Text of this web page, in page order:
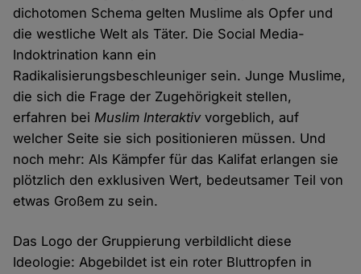
dichotomen Schema gelten Muslime als Opfer und
die westliche Welt als Täter. Die Social Media-
Indoktrination kann ein
Radikalisierungsbeschleuniger sein. Junge Muslime,
die sich die Frage der Zugehörigkeit stellen,
erfahren beiMuslim Interaktivvorgeblich, auf
welcher Seite sie sich positionieren müssen. Und
noch mehr: Als Kämpfer für das Kalifat erlangen sie
plötzlich den exklusiven Wert, bedeutsamer Teil von
etwas Großem zu sein.
Das Logo der Gruppierung verbildlicht diese
Ideologie: Abgebildet ist ein roter Bluttropfen in